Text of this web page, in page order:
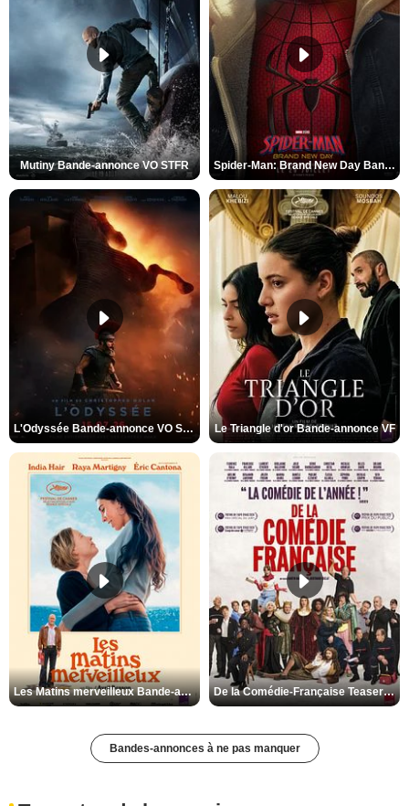
Mutiny Bande-annonce VO STFR Spider-Man: Brand New Day Bande-annonce VO STFR
L'Odyssée Bande-annonce VO STFR Le Triangle d'or Bande-annonce VF
Les Matins merveilleux Bande-annonce VF De la Comédie-Française Teaser VF
Bandes-annonces à ne pas manquer